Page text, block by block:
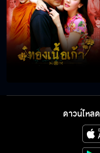
ดาวน์โหลด